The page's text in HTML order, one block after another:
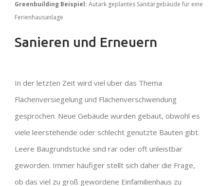
Greenbuilding Beispiel: Autark geplantes Sanitärgebäude für eine
Ferienhausanlage
Sanieren und Erneuern
In der letzten Zeit wird viel über das Thema
Flächenversiegelung und Flächenverschwendung
gesprochen. Neue Gebäude wurden gebaut, obwohl es
viele leerstehende oder schlecht genutzte Bauten gibt.
Leere Baugrundstücke sind rar oder oft unleistbar
geworden. Immer häufiger stellt sich daher die Frage,
ob das viel zu groß gewordene Einfamilienhaus zu